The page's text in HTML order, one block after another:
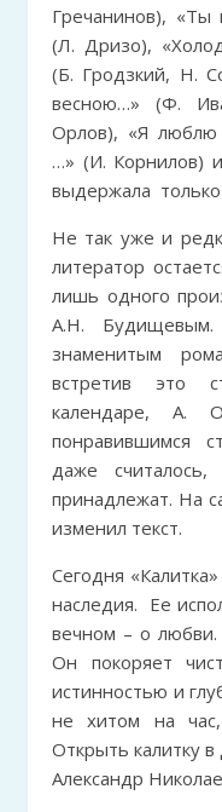
Гречанинов), «Ты
(Л. Дризо),
(Б. Гродзкий, Н.
весною…» (Ф.
Орлов), «Я люблю
…» (И. Корнилов)
выдержала только
Не так уже и
литератор
лишь одного
А.Н. Будищевым.
знаменитым
встретив это
календаре, А.
понравившимся
даже
принадлежат. На
изменил текст.
Сегодня
наследия. Ее
вечном – о любви.
Он покоряет
истинностью и
не хитом на
Открыть калитку
Александр